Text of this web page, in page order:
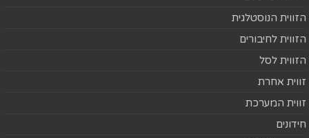
הזווית הנוסטלגית
הזווית לחיבורים
הזווית לסל
זווית אחרת
זווית המערכת
חידונים